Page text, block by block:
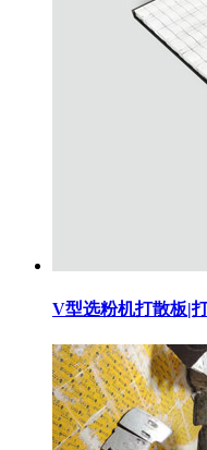
V型选粉机打散板|